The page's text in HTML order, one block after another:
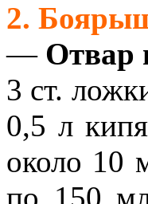
2.
— Отвар
3 ст.
0,5 л
около 10